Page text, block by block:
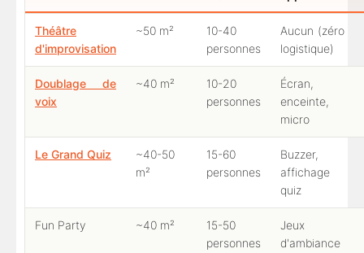
Théâtre
d'improvisation
~50 m²
10-40
personnes
Aucun (zéro
logistique)
Doublage de
voix
~40 m²
10-20
personnes
Écran,
enceinte,
micro
Le Grand Quiz
~40-50
m²
15-60
personnes
Buzzer,
affichage
quiz
Fun Party ~40 m²
15-50
personnes
Jeux
d'ambiance